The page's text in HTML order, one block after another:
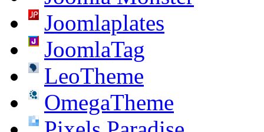
Joomlaplates
JoomlaTag
LeoTheme
OmegaTheme